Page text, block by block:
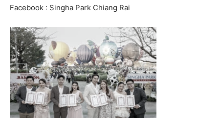
Facebook : Singha Park Chiang Rai